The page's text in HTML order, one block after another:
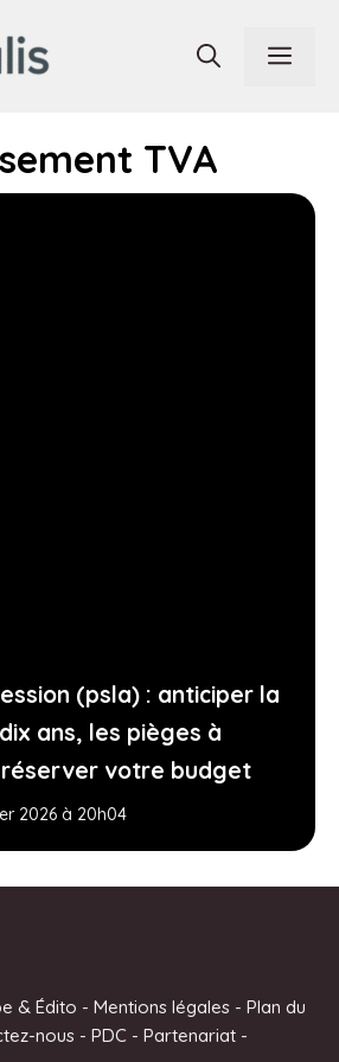
TVA
(psla) : anticiper la
ans, les pièges à
votre budget
2026 à 20h04
& Édito - Mentions légales- Plan du
nous - PDC - Partenariat -